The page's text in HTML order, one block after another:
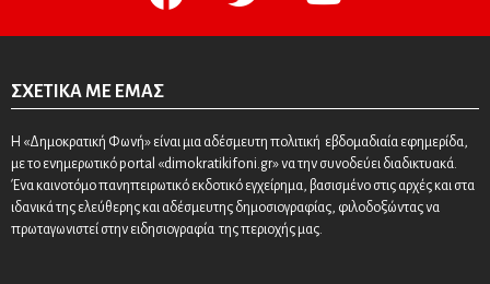
ΣΧΕΤΙΚΆ ΜΕ ΕΜΆΣ
Η «Δημοκρατική Φωνή» είναι μια αδέσμευτη πολιτική εβδομαδιαία εφημερίδα,
με το ενημερωτικό portal «dimokratikifoni.gr» να την συνοδεύει διαδικτυακά.
Ένα καινοτόμο πανηπειρωτικό εκδοτικό εγχείρημα, βασισμένο στις αρχές και στα
ιδανικά της ελεύθερης και αδέσμευτης δημοσιογραφίας, φιλοδοξώντας να
πρωταγωνιστεί στην ειδησιογραφία της περιοχής μας.